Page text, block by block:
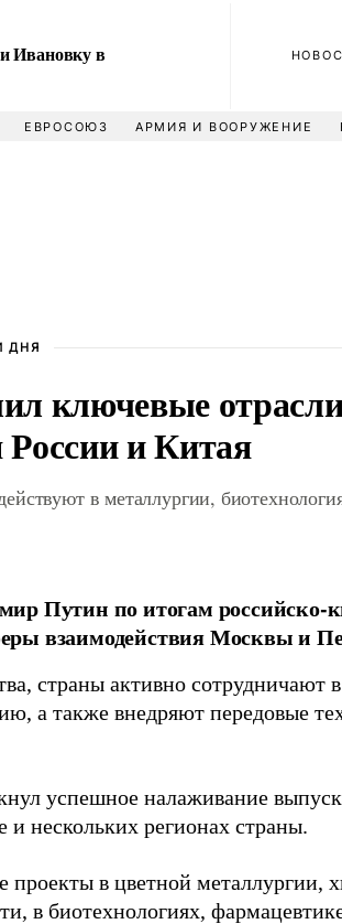
Ивановку в
ЕВРОСОЮЗ АРМИЯ И ВООРУЖЕНИЕ
ДНЯ
ключевые
России и Китая
в металлургии,
Путин по итогам российско-
взаимодействия Москвы и
страны активно сотрудничают
а также внедряют передовые
успешное налаживание
нескольких регионах страны.
проекты в цветной металлургии,
в биотехнологиях,